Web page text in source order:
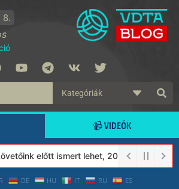
8.
📹 VIDEÓK
előtt ismert lehet, 2023-tól a Védett
DE HU IT RU ES